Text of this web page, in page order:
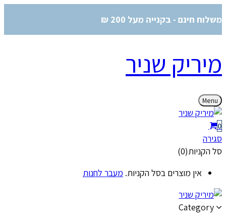
משלוח חינם - בקנייה מעל 200 ₪
מיריק שניר
Menu
0
סגירה
סל הקניות(0)
אין מוצרים בסל הקניות. מעבר לחנות
Category